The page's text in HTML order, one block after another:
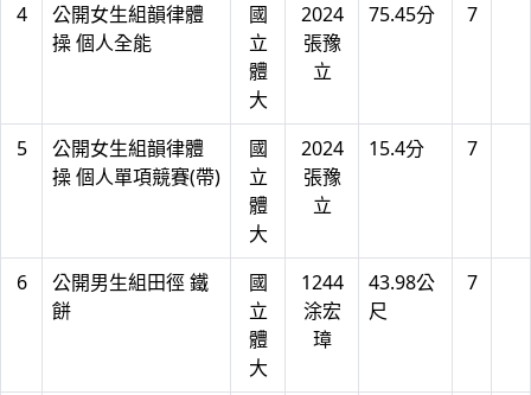
4
公開女生組韻律體
操 個人全能
國
立
體
大
2024
張豫
立
75.45分 7
5
公開女生組韻律體
操 個人單項競賽(帶)
國
立
體
大
2024
張豫
立
15.4分 7
6
公開男生組田徑 鐵
餅
國
立
體
大
1244
涂宏
璋
43.98公
尺
7